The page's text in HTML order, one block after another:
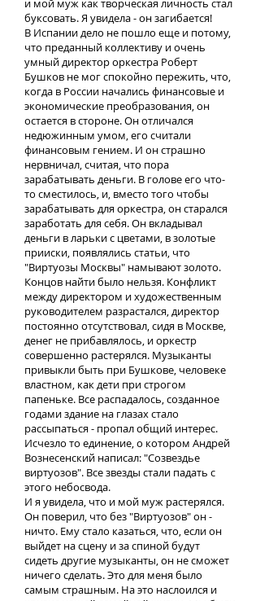
и мой муж как творческая личность стал
буксовать. Я увидела - он загибается!
В Испании дело не пошло еще и потому,
что преданный коллективу и очень
умный директор оркестра Роберт
Бушков не мог спокойно пережить, что,
когда в России начались финансовые и
экономические преобразования, он
остается в стороне. Он отличался
недюжинным умом, его считали
финансовым гением. И он страшно
нервничал, считая, что пора
зарабатывать деньги. В голове его что-
то сместилось, и, вместо того чтобы
зарабатывать для оркестра, он старался
заработать для себя. Он вкладывал
деньги в ларьки с цветами, в золотые
прииски, появлялись статьи, что
"Виртуозы Москвы" намывают золото.
Концов найти было нельзя. Конфликт
между директором и художественным
руководителем разрастался, директор
постоянно отсутствовал, сидя в Москве,
денег не прибавлялось, и оркестр
совершенно растерялся. Музыканты
привыкли быть при Бушкове, человеке
властном, как дети при строгом
папеньке. Все распадалось, созданное
годами здание на глазах стало
рассыпаться - пропал общий интерес.
Исчезло то единение, о котором Андрей
Вознесенский написал: "Созвездье
виртуозов". Все звезды стали падать с
этого небосвода.
И я увидела, что и мой муж растерялся.
Он поверил, что без "Виртуозов" он -
ничто. Ему стало казаться, что, если он
выйдет на сцену и за спиной будут
сидеть другие музыканты, он не сможет
ничего сделать. Это для меня было
самым страшным. На это наслоился и